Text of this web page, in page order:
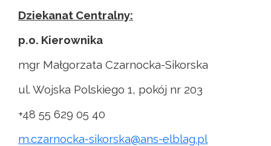
Dziekanat Centralny:
p.o. Kierownika
mgr Małgorzata Czarnocka-Sikorska
ul. Wojska Polskiego 1, pokój nr 203
+48 55 629 05 40
m.czarnocka-sikorska@ans-elblag.pl